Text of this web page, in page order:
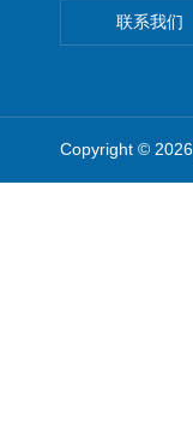
联系我们
Copyright ©